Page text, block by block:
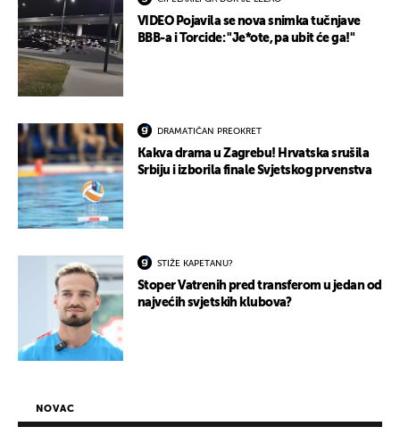
VIDEO Pojavila se nova snimka tučnjave
BBB-a i Torcide: "Je*ote, pa ubit će ga!"
DRAMATIČAN PREOKRET
Kakva drama u Zagrebu! Hrvatska srušila
Srbiju i izborila finale Svjetskog prvenstva
STIŽE KAPETANU?
Stoper Vatrenih pred transferom u jedan od
najvećih svjetskih klubova?
NOVAC